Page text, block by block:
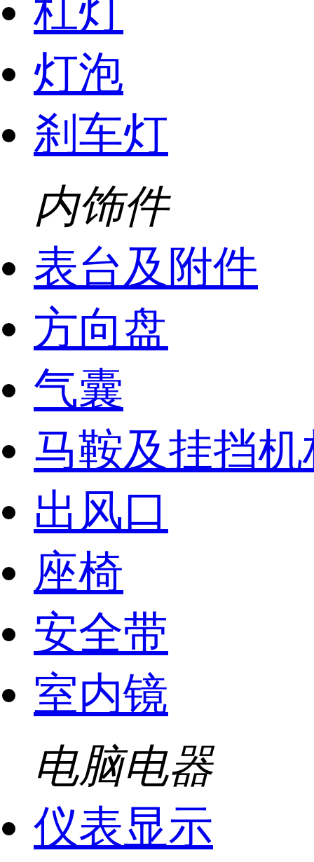
杠灯
灯泡
刹车灯
内饰件
表台及附件
方向盘
气囊
马鞍及挂挡机
出风口
座椅
安全带
室内镜
电脑电器
仪表显示